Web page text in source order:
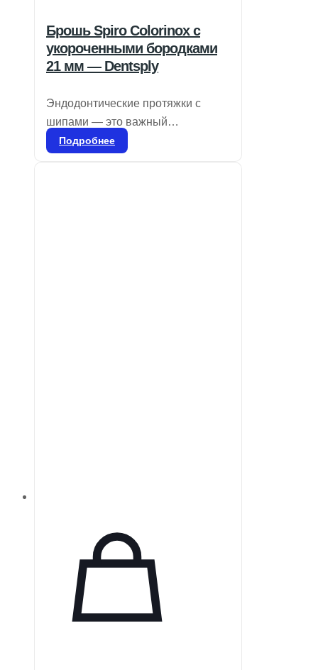
Брошь Spiro Colorinox с
укороченными бородками
21 мм — Dentsply
Эндодонтические протяжки с
шипами — это важный
инструмент в стоматологии,
Подробнее